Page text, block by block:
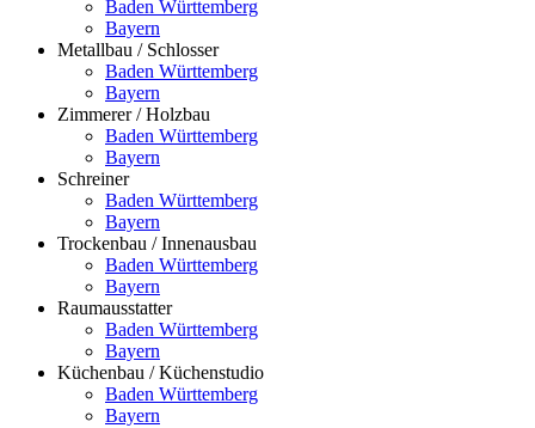
Baden Württemberg
Bayern
Metallbau / Schlosser
Baden Württemberg
Bayern
Zimmerer / Holzbau
Baden Württemberg
Bayern
Schreiner
Baden Württemberg
Bayern
Trockenbau / Innenausbau
Baden Württemberg
Bayern
Raumausstatter
Baden Württemberg
Bayern
Küchenbau / Küchenstudio
Baden Württemberg
Bayern